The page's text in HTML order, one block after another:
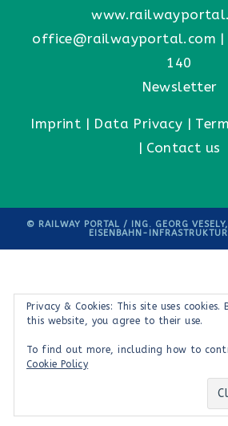
office@railwayportal.com |
140
Newsletter
Imprint | Data Privacy |
| Contact us
© RAILWAY PORTAL / ING. GEORG
EISENBAHN-
Privacy & Cookies: This site uses
this website, you agree to their use.
To find out more, including how to
Cookie Policy